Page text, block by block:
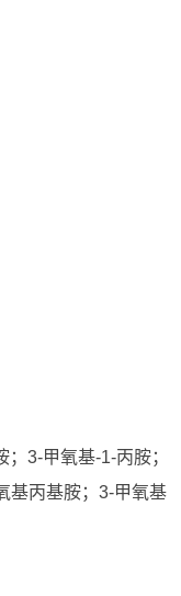
3-甲氧基-1-丙胺；
基丙基胺；3-甲氧基